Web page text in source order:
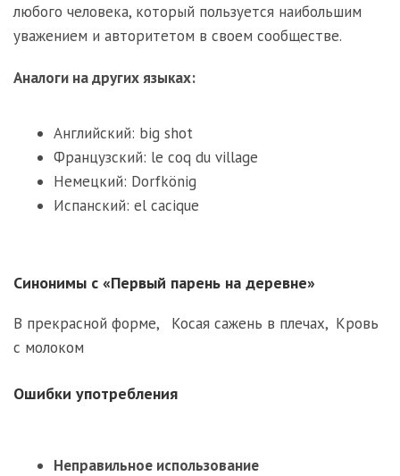
любого человека, который пользуется наибольшим
уважением и авторитетом в своем сообществе.
Аналоги на других языках:
Английский: big shot
Французский: le coq du village
Немецкий: Dorfkönig
Испанский: el cacique
Синонимы с «Первый парень на деревне»
В прекрасной форме, Косая сажень в плечах, Кровь
с молоком
Ошибки употребления
Неправильное использование